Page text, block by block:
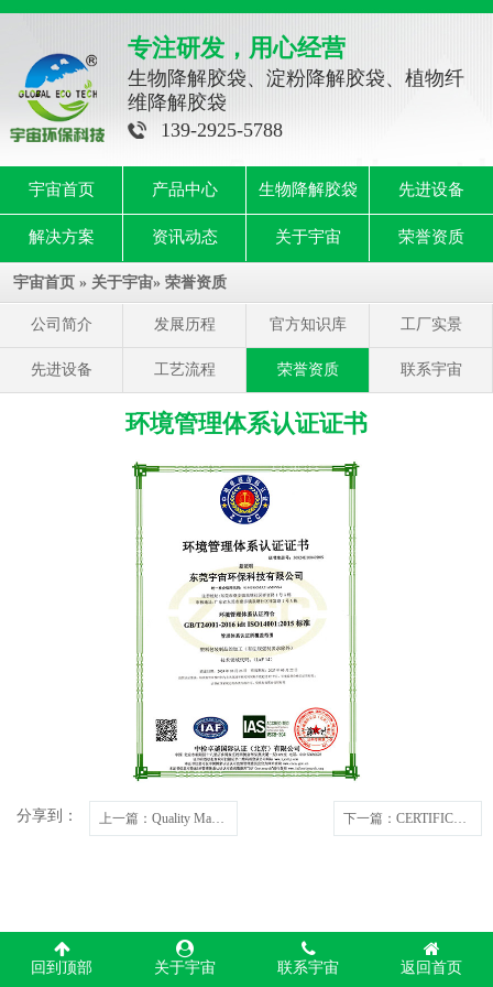
专注研发，用心经营
生物降解胶袋、淀粉降解胶袋、植物纤
维降解胶袋
139-2925-5788
宇宙首页 产品中心 生物降解胶袋 先进设备
解决方案 资讯动态 关于宇宙 荣誉资质
宇宙首页 » 关于宇宙» 荣誉资质
公司简介 发展历程 官方知识库 工厂实景
先进设备 工艺流程 荣誉资质 联系宇宙
环境管理体系认证证书
分享到： 上一篇 ：Quality Management System Certification 下一篇 ：CERTIFICATE FOR AWARDING AND USE OF THE'OK COMPOST HOME' CONFORMITY MARK
回到顶部 关于宇宙 联系宇宙 返回首页